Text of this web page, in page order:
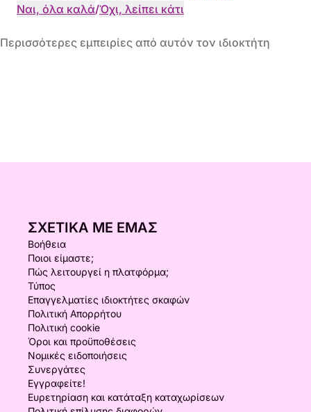
Ναι, όλα καλά/Όχι, λείπει κάτι
Περισσότερες εμπειρίες από αυτόν τον ιδιοκτήτη
ΣΧΕΤΙΚΆ ΜΕ ΕΜΆΣ
Βοήθεια
Ποιοι είμαστε;
Πώς λειτουργεί η πλατφόρμα;
Τύπος
Επαγγελματίες ιδιοκτήτες σκαφών
Πολιτική Απορρήτου
Πολιτική cookie
Όροι και προϋποθέσεις
Νομικές ειδοποιήσεις
Συνεργάτες
Εγγραφείτε!
Ευρετηρίαση και κατάταξη καταχωρίσεων